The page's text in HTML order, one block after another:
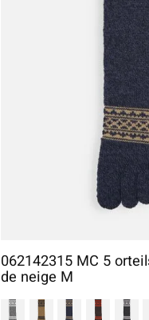
062142315 MC 5
de neige M